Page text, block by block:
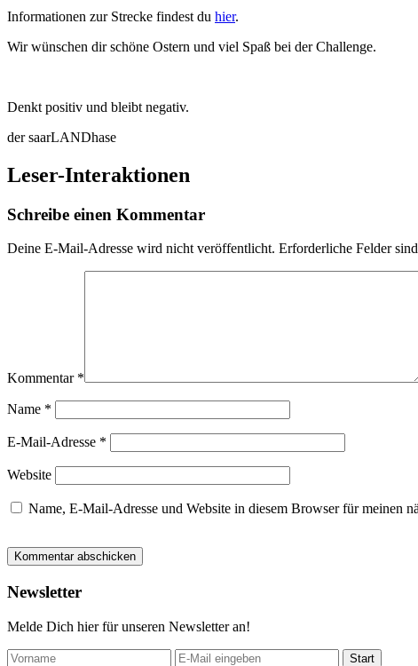
Informationen zur Strecke findest du hier.
Wir wünschen dir schöne Ostern und viel Spaß bei der Challenge.
Denkt positiv und bleibt negativ.
der saarLANDhase
Leser-Interaktionen
Schreibe einen Kommentar
Deine E-Mail-Adresse wird nicht veröffentlicht. Erforderliche Felder
Kommentar *
Name *
E-Mail-Adresse *
Website
Name, E-Mail-Adresse und Website in diesem Browser für meinen
Newsletter
Melde Dich hier für unseren Newsletter an!